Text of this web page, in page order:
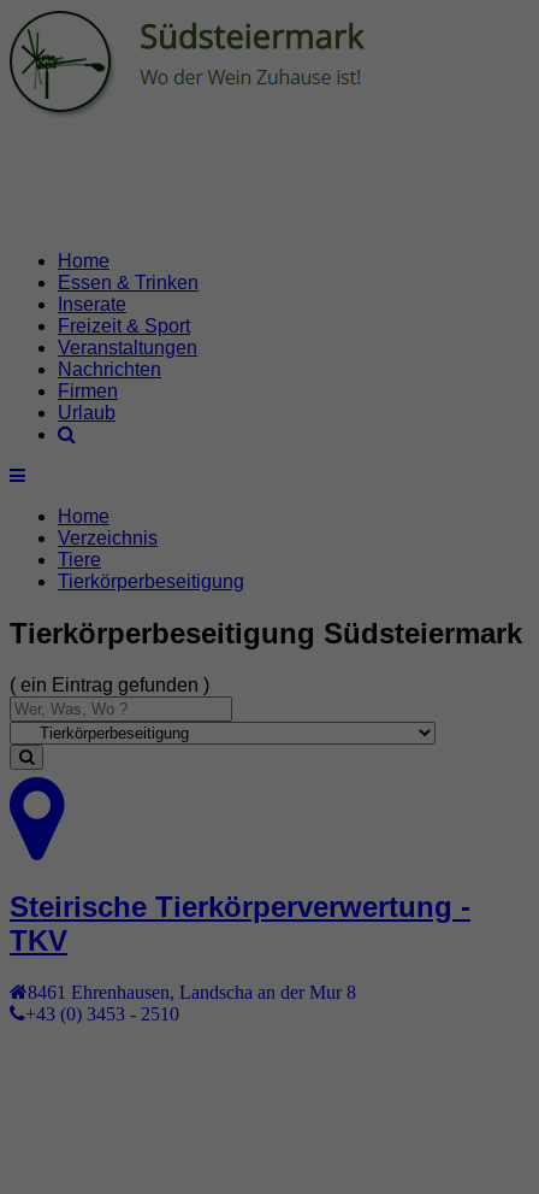
Home
Essen & Trinken
Inserate
Freizeit & Sport
Veranstaltungen
Nachrichten
Firmen
Urlaub
Home
Verzeichnis
Tiere
Tierkörperbeseitigung
Tierkörperbeseitigung Südsteiermark
( ein Eintrag gefunden )
Steirische Tierkörperverwertung -
TKV
8461 Ehrenhausen Landscha an der Mur 8
+43 (0) 3453 - 2510